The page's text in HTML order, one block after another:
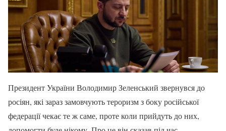
Президент України Володимир Зеленський звернувся до
росіян, які зараз замовчують тероризм з боку російської
федерації чекає те ж саме, проте коли прийдуть до них,